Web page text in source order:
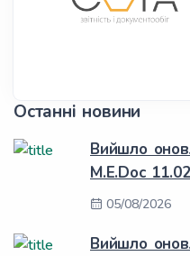
Останні новини
Вийшло
M.E.Doc
05/08/2026
Вийшло